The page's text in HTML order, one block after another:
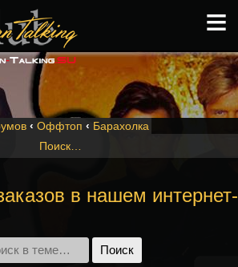
‹ Оффтоп ‹ Барахолка
Поиск…
в нашем интернет-
≡